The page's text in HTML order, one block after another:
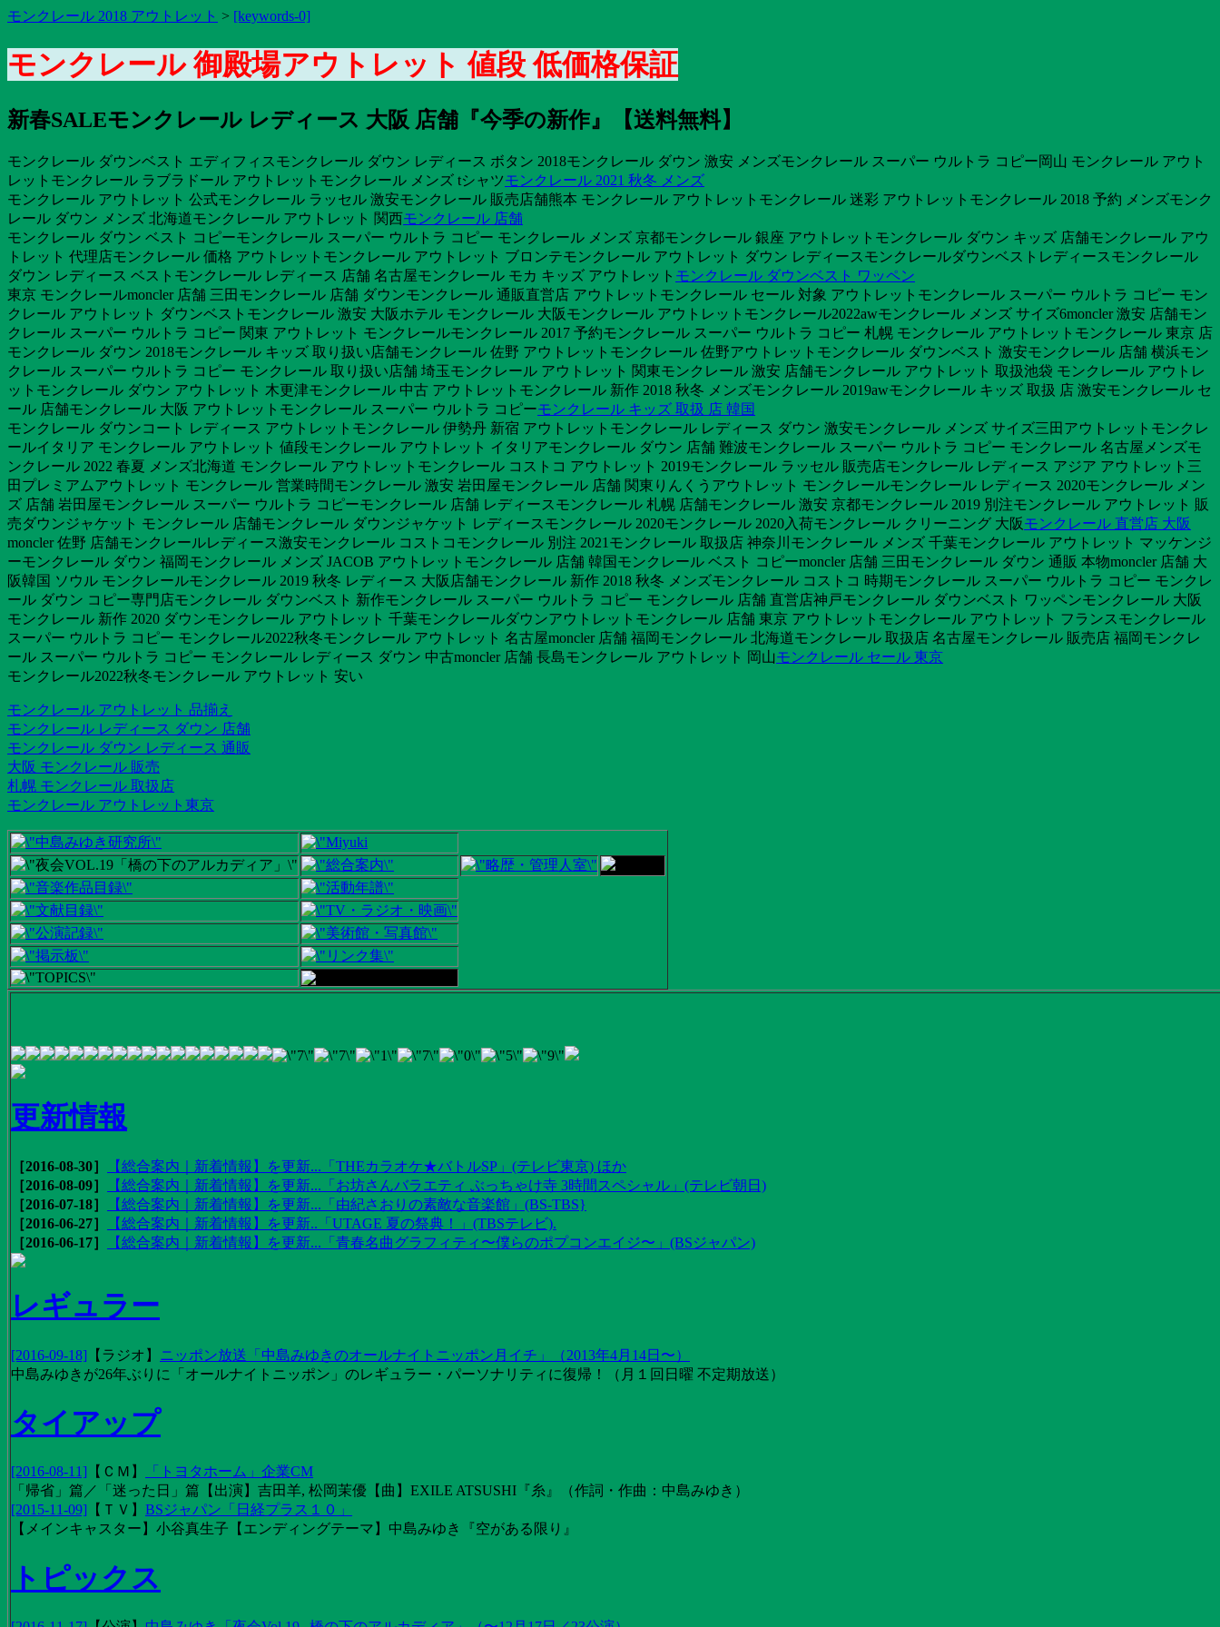
モンクレール 2018 アウトレット > [keywords-0]
モンクレール 御殿場アウトレット 値段 低価格保証
新春SALEモンクレール レディース 大阪 店舗『今季の新作』【送料無料】
モンクレール ダウンベスト エディフィスモンクレール ダウン レディース ボタン 2018モンクレール ダウン 激安 メンズモンクレール スーパー ウルトラ コピー岡山 モンクレール アウト
レットモンクレール ラブラドール アウトレットモンクレール メンズ tシャツモンクレール 2021 秋冬 メンズ
モンクレール アウトレット 公式モンクレール ラッセル 激安モンクレール 販売店舗熊本 モンクレール アウトレットモンクレール 迷彩 アウトレットモンクレール 2018 予約 メンズモンク
レール ダウン メンズ 北海道モンクレール アウトレット 関西モンクレール 店舗
モンクレール ダウン ベスト コピーモンクレール スーパー ウルトラ コピー モンクレール メンズ 京都モンクレール 銀座 アウトレットモンクレール ダウン キッズ 店舗モンクレール アウ
トレット 代理店モンクレール 価格 アウトレットモンクレール アウトレット ブロンテモンクレール アウトレット ダウン レディースモンクレールダウンベストレディースモンクレール
ダウン レディース ベストモンクレール レディース 店舗 名古屋モンクレール モカ キッズ アウトレット モンクレール ダウンベスト ワッペン
東京 モンクレールmoncler 店舗 三田モンクレール 店舗 ダウンモンクレール 通販直営店 アウトレットモンクレール セール 対象 アウトレットモンクレール スーパー ウルトラ コピー モン
クレール アウトレット ダウンベストモンクレール 激安 大阪ホテル モンクレール 大阪モンクレール アウトレットモンクレール2022awモンクレール メンズ サイズ6moncler 激安 店舗モン
クレール スーパー ウルトラ コピー 関東 アウトレット モンクレールモンクレール 2017 予約モンクレール スーパー ウルトラ コピー 札幌 モンクレール アウトレットモンクレール 東京 店
モンクレール ダウン 2018モンクレール キッズ 取り扱い店舗モンクレール 佐野 アウトレットモンクレール 佐野アウトレットモンクレール ダウンベスト 激安モンクレール 店舗 横浜モン
クレール スーパー ウルトラ コピー モンクレール 取り扱い店舗 埼玉モンクレール アウトレット 関東モンクレール 激安 店舗モンクレール アウトレット 取扱池袋 モンクレール アウトレ
ットモンクレール ダウン アウトレット 木更津モンクレール 中古 アウトレットモンクレール 新作 2018 秋冬 メンズモンクレール 2019awモンクレール キッズ 取扱 店 激安モンクレール セ
ール 店舗モンクレール 大阪 アウトレットモンクレール スーパー ウルトラ コピーモンクレール キッズ 取扱 店 韓国
モンクレール ダウンコート レディース アウトレットモンクレール 伊勢丹 新宿 アウトレットモンクレール レディース ダウン 激安モンクレール メンズ サイズ三田アウトレットモンクレ
ールイタリア モンクレール アウトレット 値段モンクレール アウトレット イタリアモンクレール ダウン 店舗 難波モンクレール スーパー ウルトラ コピー モンクレール 名古屋メンズモ
ンクレール 2022 春夏 メンズ北海道 モンクレール アウトレットモンクレール コストコ アウトレット 2019モンクレール ラッセル 販売店モンクレール レディース アジア アウトレット三
田プレミアムアウトレット モンクレール 営業時間モンクレール 激安 岩田屋モンクレール 店舗 関東りんくうアウトレット モンクレールモンクレール レディース 2020モンクレール メン
ズ 店舗 岩田屋モンクレール スーパー ウルトラ コピーモンクレール 店舗 レディースモンクレール 札幌 店舗モンクレール 激安 京都モンクレール 2019 別注モンクレール アウトレット 販
売ダウンジャケット モンクレール 店舗モンクレール ダウンジャケット レディースモンクレール 2020モンクレール 2020入荷モンクレール クリーニング 大阪モンクレール 直営店 大阪
moncler 佐野 店舗モンクレールレディース激安モンクレール コストコモンクレール 別注 2021モンクレール 取扱店 神奈川モンクレール メンズ 千葉モンクレール アウトレット マッケンジ
ーモンクレール ダウン 福岡モンクレール メンズ JACOB アウトレットモンクレール 店舗 韓国モンクレール ベスト コピーmoncler 店舗 三田モンクレール ダウン 通販 本物moncler 店舗 大
阪韓国 ソウル モンクレールモンクレール 2019 秋冬 レディース 大阪店舗モンクレール 新作 2018 秋冬 メンズモンクレール コストコ 時期モンクレール スーパー ウルトラ コピー モンクレ
ール ダウン コピー専門店モンクレール ダウンベスト 新作モンクレール スーパー ウルトラ コピー モンクレール 店舗 直営店神戸モンクレール ダウンベスト ワッペンモンクレール 大阪
モンクレール 新作 2020 ダウンモンクレール アウトレット 千葉モンクレールダウンアウトレットモンクレール 店舗 東京 アウトレットモンクレール アウトレット フランスモンクレール
スーパー ウルトラ コピー モンクレール2022秋冬モンクレール アウトレット 名古屋moncler 店舗 福岡モンクレール 北海道モンクレール 取扱店 名古屋モンクレール 販売店 福岡モンクレ
ール スーパー ウルトラ コピー モンクレール レディース ダウン 中古moncler 店舗 長島モンクレール アウトレット 岡山モンクレール セール 東京
モンクレール2022秋冬モンクレール アウトレット 安い
モンクレール アウトレット 品揃え
モンクレール レディース ダウン 店舗
モンクレール ダウン レディース 通販
大阪 モンクレール 販売
札幌 モンクレール 取扱店
モンクレール アウトレット東京
更新情報
［2016-08-30］
【総合案内｜新着情報】を更新...「THEカラオケ★バトルSP」(テレビ東京) ほか
［2016-08-09］
【総合案内｜新着情報】を更新...「お坊さんバラエティ ぶっちゃけ寺 3時間スペシャル」(テレビ朝日)
［2016-07-18］
【総合案内｜新着情報】を更新...「由紀さおりの素敵な音楽館」(BS-TBS}
［2016-06-27］
【総合案内｜新着情報】を更新..「UTAGE 夏の祭典！」(TBSテレビ).
［2016-06-17］
【総合案内｜新着情報】を更新...「青春名曲グラフィティ〜僕らのポプコンエイジ〜」(BSジャパン)
レギュラー
[2016-09-18] 【 ラジオ 】 ニッポン放送「中島みゆきのオールナイトニッポン月イチ」（2013年4月14日〜）
中島みゆきが26年ぶりに「オールナイトニッポン」のレギュラー・パーソナリティに復帰！（月１回日曜 不定期放送）
タイアップ
[2016-08-11] 【 ＣＭ 】
「トヨタホーム」企業CM
「帰省」篇／「迷った日」篇【出演】吉田羊, 松岡茉優【曲】EXILE ATSUSHI『糸』（作詞・作曲：中島みゆき）
[2015-11-09] 【 ＴＶ 】 BSジャパン「日経プラス１０」
【メインキャスター】小谷真生子【エンディングテーマ】中島みゆき『空がある限り』
トピックス